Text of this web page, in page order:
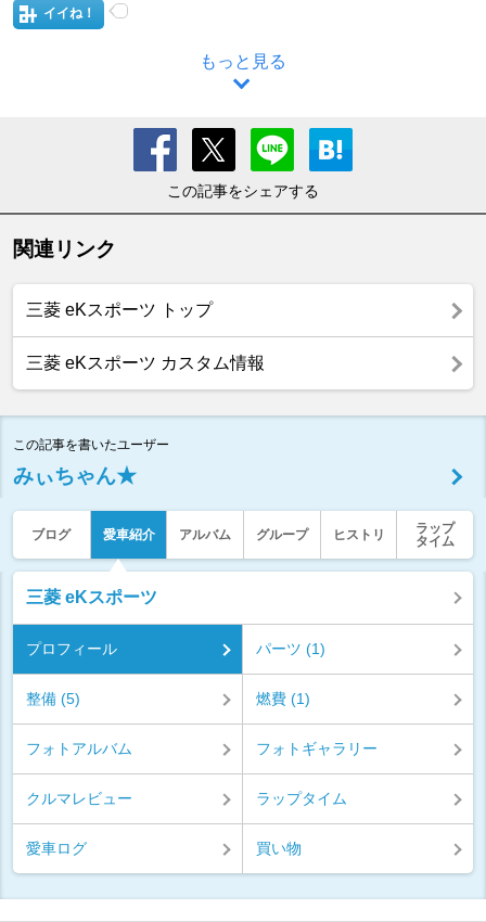
イイね！
もっと見る
この記事をシェアする
関連リンク
三菱 eKスポーツ トップ
三菱 eKスポーツ カスタム情報
この記事を書いたユーザー
みぃちゃん★
ブログ 愛車紹介 アルバム グループ ヒストリ
ラップ
タイム
三菱 eKスポーツ
プロフィール パーツ (1)
整備 (5) 燃費 (1)
フォトアルバム フォトギャラリー
クルマレビュー ラップタイム
愛車ログ 買い物